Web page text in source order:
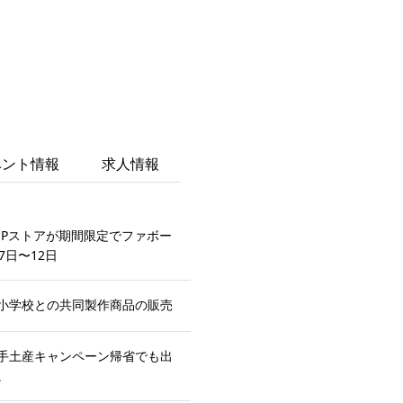
ト情報 求人情報
ストアが期間限定でファボー
日〜12日
学校との共同製作商品の販売
土産キャンペーン帰省でも出